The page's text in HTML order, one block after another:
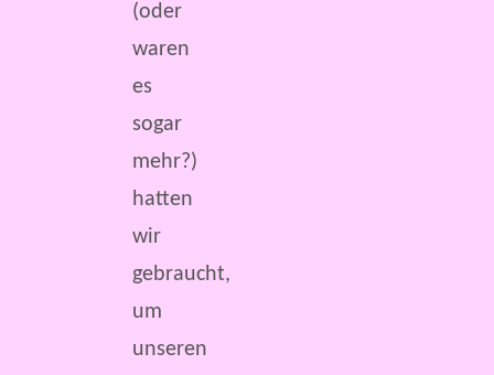
(oder
waren
es
sogar
mehr?)
hatten
wir
gebraucht,
um
unseren